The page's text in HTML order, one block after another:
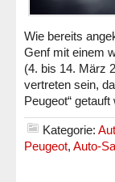
Wie bereits
Genf mit einem
(4. bis 14. März
vertreten sein,
Peugeot“ getauft
Kategorie:
Peugeot, Auto-